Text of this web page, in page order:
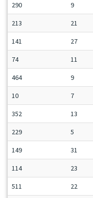
290 9
213 21
141 27
74 11
464 9
10 7
352 13
229 5
149 31
114 23
511 22